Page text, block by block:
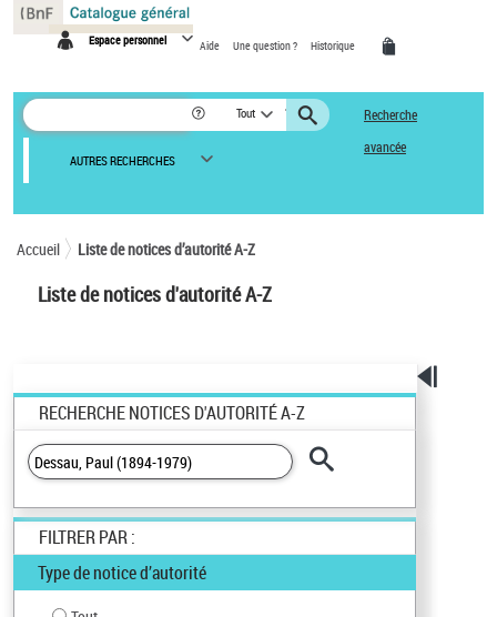
Espace personnel Aide Une question ? Historique
Tout
Recherche
avancée
AUTRES RECHERCHES
Accueil Liste de notices d’autorité A-Z
Liste de notices d'autorité A-Z
RECHERCHE NOTICES D'AUTORITÉ A-Z
FILTRER PAR :
Type de notice d’autorité
Panneau de gestion des cookies